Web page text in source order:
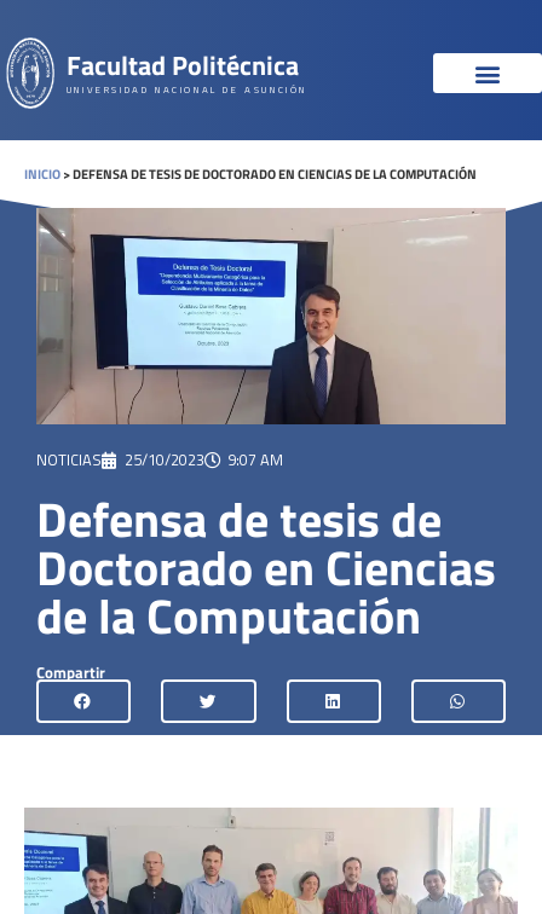
Facultad Politécnica
UNIVERSIDAD NACIONAL DE ASUNCIÓN
INICIO>DEFENSA DE TESIS DE DOCTORADO EN CIENCIAS DE LA COMPUTACIÓN
NOTICIAS 25/10/2023 9:07 AM
Defensa de tesis de
Doctorado en Ciencias
de la Computación
Compartir